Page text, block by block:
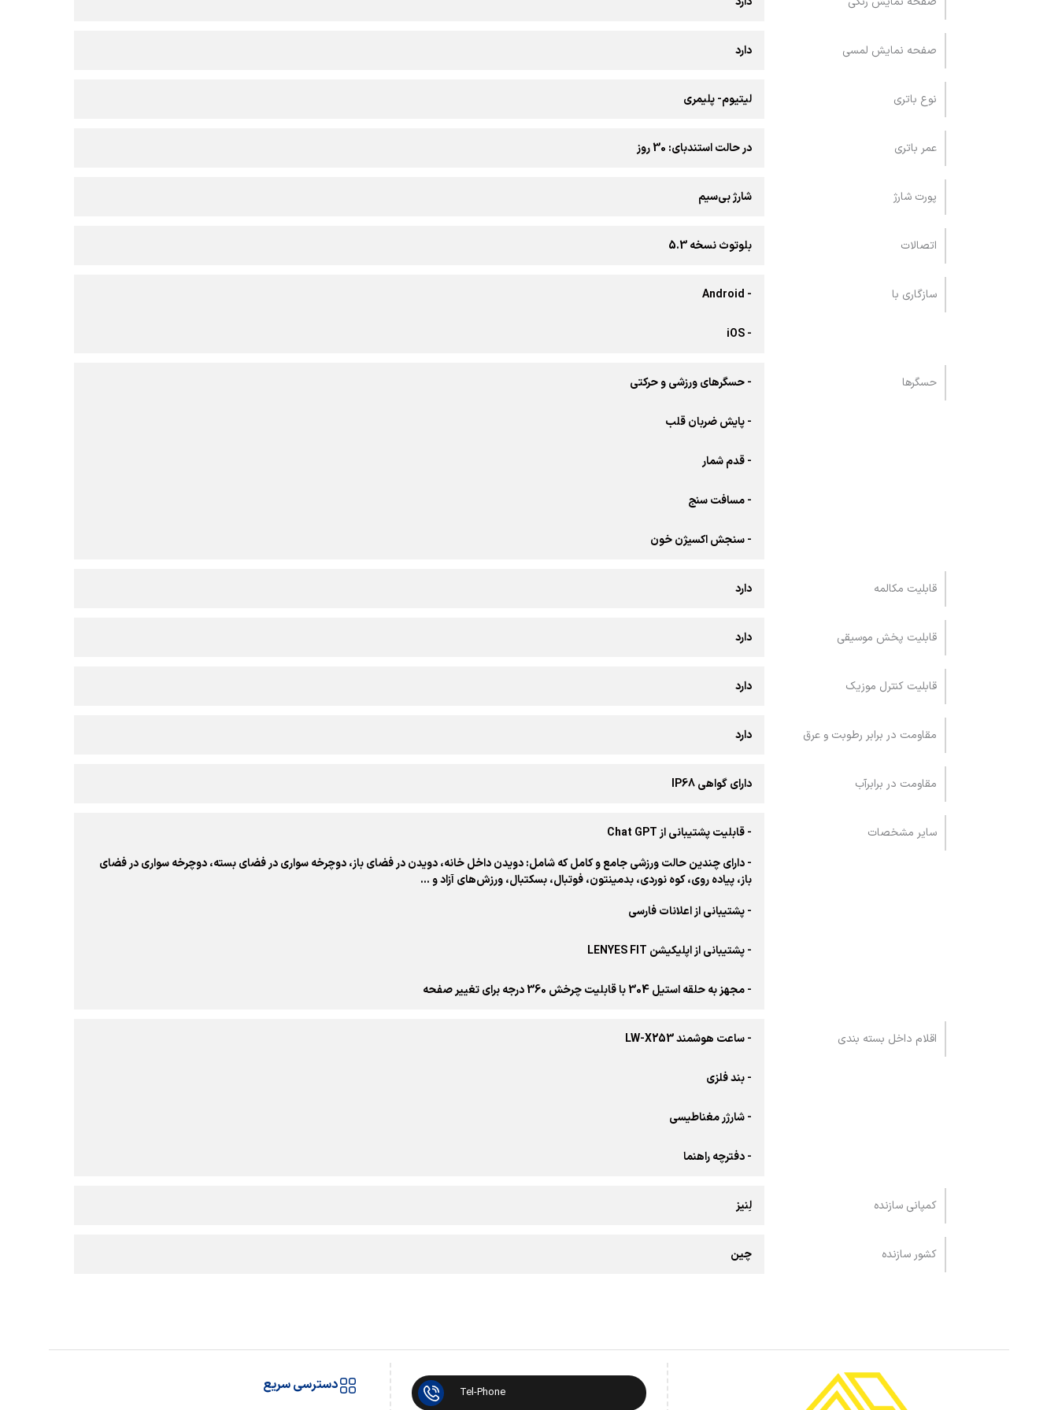
صفحه نمایش لمسی دارد
نوع باتری لیتیوم- پلیمری
عمر باتری در حالت استندبای: 30 روز
پورت شارژ شارژ بی‌سیم
اتصالات بلوتوث نسخه 5.3
سازگاری با - Android
- iOS
حسگرها - حسگرهای ورزشی و حرکتی
- پایش ضربان قلب
- قدم شمار
- مسافت سنج
- سنجش اکسیژن خون
قابلیت مکالمه دارد
قابلیت پخش موسیقی دارد
قابلیت کنترل موزیک دارد
مقاومت در برابر رطوبت و عرق دارد
مقاومت در برابرآب دارای گواهی IP68
سایر مشخصات
- قابلیت پشتیبانی از Chat GPT
- دارای چندین حالت ورزشی جامع و کامل که شامل: دویدن داخل خانه، دویدن در فضای باز، دوچرخه سواری در فضای بسته، دوچرخه سواری در فضای
باز، پیاده روی، کوه نوردی، بدمینتون، فوتبال، بسکتبال، ورزش‌های آزاد و …
- پشتیبانی از اعلانات فارسی
- پشتیبانی از اپلیکیشن LENYES FIT
- مجهز به حلقه استیل 304 با قابلیت چرخش 360 درجه برای تغییر صفحه
اقلام داخل بسته بندی - ساعت هوشمند LW-X253
- بند فلزی
- شارژر مغناطیسی
- دفترچه راهنما
کمپانی سازنده لِنیز
کشور سازنده چین
Tel-Phone دسترسی سریع